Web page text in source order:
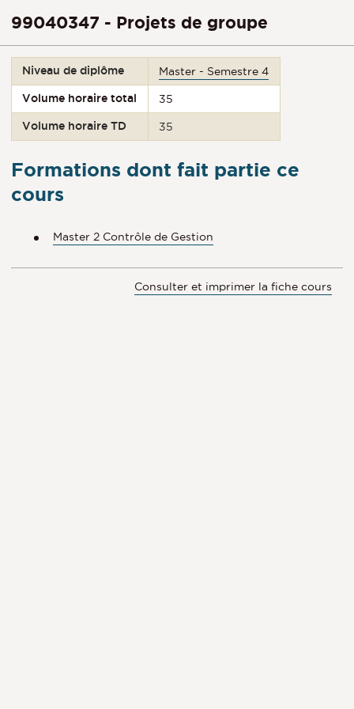
99040347 - Projets de groupe
Niveau de diplôme Master - Semestre 4
Volume horaire total 35
Volume horaire TD 35
Formations dont fait partie ce
cours
Master 2 Contrôle de Gestion
Consulter et imprimer la fiche cours